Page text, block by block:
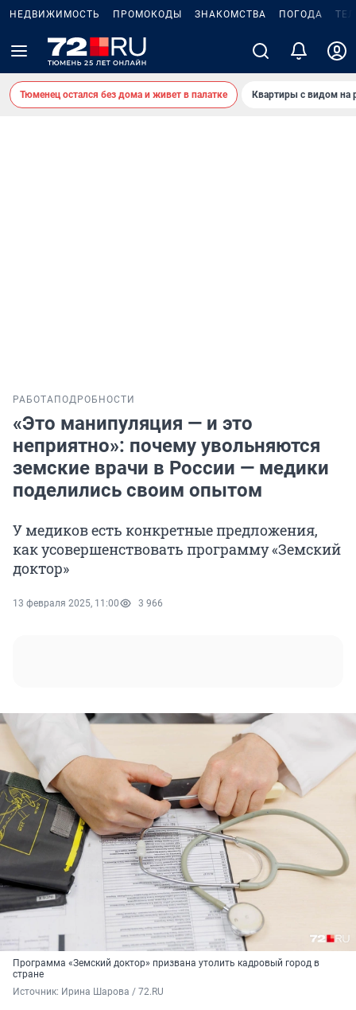
НЕДВИЖИМОСТЬ ПРОМОКОДЫ ЗНАКОМСТВА ПОГОДА
Тюменец остался без дома и живет в палатке Квартиры с видом на
РАБОТА ПОДРОБНОСТИ
«Это манипуляция — и это
неприятно»: почему увольняются
земские врачи в России — медики
поделились своим опытом
У медиков есть конкретные предложения,
как усовершенствовать программу «Земский
доктор»
13 февраля 2025, 11:00 3 966
Программа «Земский доктор» призвана утолить кадровый город в
стране
Источник: Ирина Шарова / 72.RU